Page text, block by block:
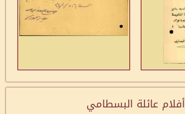
أفلام عائلة البسطامي